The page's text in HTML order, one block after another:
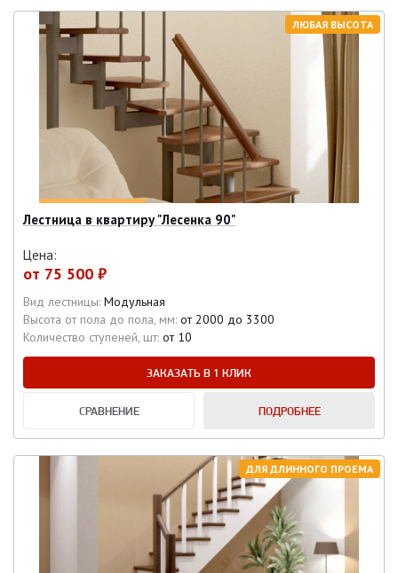
ЛЮБАЯ ВЫСОТА
Лестница в квартиру "Лесенка 90"
Цена:
от 75 500 ₽
Вид лестницы: Модульная
Высота от пола до пола, мм: от 2000 до 3300
Количество ступеней, шт: от 10
ЗАКАЗАТЬ В 1 КЛИК
СРАВНЕНИЕ ПОДРОБНЕЕ
ДЛЯ ДЛИННОГО ПРОЕМА